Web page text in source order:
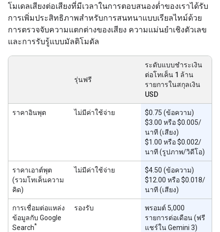
โมเดลเสียงต่อเสียงที่มีเวลาในการตอบสนองต่ำของเราได้รับ
การเพิ่มประสิทธิภาพสำหรับการสนทนาแบบเรียลไทม์ด้วย
การตรวจจับความแตกต่างของเสียง ความแม่นยำเชิงตัวเลข
และการรับรู้แบบมัลติโมดัล
รุ่นฟรี
ระดับแบบชำระเงิน
ต่อโทเค็น 1 ล้าน
รายการในสกุลเงิน
USD
ราคาอินพุต ไม่มีค่าใช้จ่าย
$0.75 (ข้อความ)
$3.00 หรือ $0.005/
นาที (เสียง)
$1.00 หรือ $0.002/
นาที (รูปภาพ/วิดีโอ)
ราคาเอาต์พุต
(รวมโทเค็นความ
คิด)
ไม่มีค่าใช้จ่าย
$4.50 (ข้อความ)
$12.00 หรือ $0.018/
นาที (เสียง)
การเชื่อมต่อแหล่ง
ข้อมูลกับ Google
Search*
รองรับ
พรอมต์ 5,000
รายการต่อเดือน (ฟรี
แชร์ใน Gemini 3)